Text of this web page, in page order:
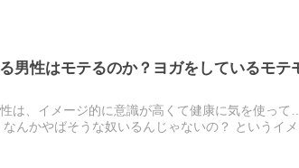
男性はモテるのか？ヨガをしているモテ
は、イメージ的に意識が高くて健康に気を使っ
んかやばそうな奴いるんじゃないの？ というイメ